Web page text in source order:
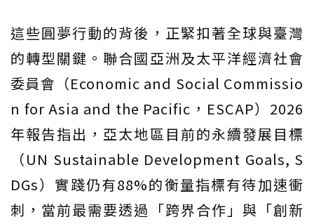
這些圓夢行動的背後，正緊扣著全球與臺灣
的轉型關鍵。聯合國亞洲及太平洋經濟社會
委員會（Economic and Social Commissio
n for Asia and the Pacific，ESCAP）2026
年報告指出，亞太地區目前的永續發展目標
（UN Sustainable Development Goals, S
DGs）實踐仍有88%的衡量指標有待加速衝
刺，當前最需要透過「跨界合作」與「創新